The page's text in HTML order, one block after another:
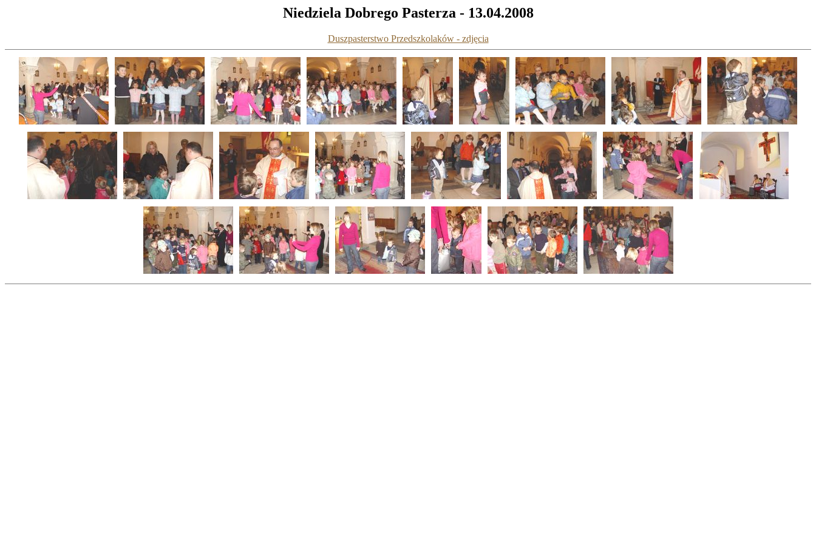
Niedziela Dobrego Pasterza - 13.04.2008
Duszpasterstwo Przedszkolaków - zdjęcia